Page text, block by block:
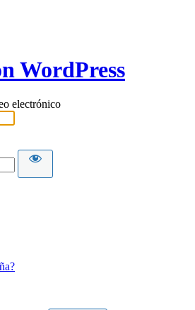
WordPress
electrónico